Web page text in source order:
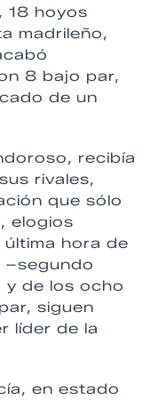
18 hoyos
madrileño,
8 bajo par,
de un
recibía
rivales,
que sólo
elogios
hora de
–segundo
de los ocho
siguen
líder de la
en estado